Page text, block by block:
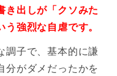
き出しが「クソみた
強烈な自虐です。
調子で、基本的に謙
分がダメだったかを